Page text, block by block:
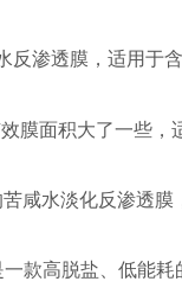
反渗透膜，适用于
膜面积大了一些，
咸水淡化反渗透
款高脱盐、低能